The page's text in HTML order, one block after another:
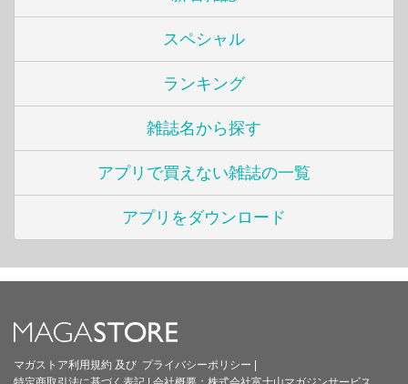
スペシャル
ランキング
雑誌名から探す
アプリで買えない雑誌の一覧
アプリをダウンロード
マガストア利用規約 及び プライバシーポリシー